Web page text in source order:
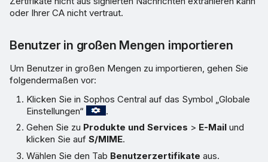
oder Ihrer CA nicht vertraut.
Benutzer in großen Mengen importieren
Um Benutzer in großen Mengen zu importieren, gehen Sie
folgendermaßen vor:
Klicken Sie in Sophos Central auf das Symbol „Globale
Einstellungen“
.
Gehen Sie zu Produkte und Services > E-Mail und
klicken Sie aufS/MIME.
Wählen Sie den Tab Benutzerzertifikate aus.